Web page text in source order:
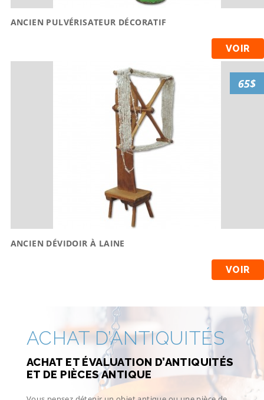
ANCIEN PULVÉRISATEUR DÉCORATIF
VOIR
ANCIEN DÉVIDOIR À LAINE
VOIR
65$
ACHAT D’ANTIQUITÉS
ACHAT ET ÉVALUATION D’ANTIQUITÉS
ET DE PIÈCES ANTIQUE